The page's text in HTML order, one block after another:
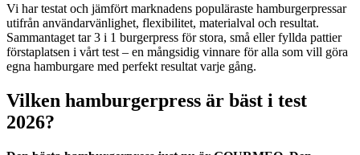
Vi har testat och jämfört marknadens populäraste hamburgerpressar
utifrån användarvänlighet, flexibilitet, materialval och resultat.
Sammantaget tar 3 i 1 burgerpress för stora, små eller fyllda pattier
förstaplatsen i vårt test – en mångsidig vinnare för alla som vill göra
egna hamburgare med perfekt resultat varje gång.
Vilken hamburgerpress är bäst i test
2026?